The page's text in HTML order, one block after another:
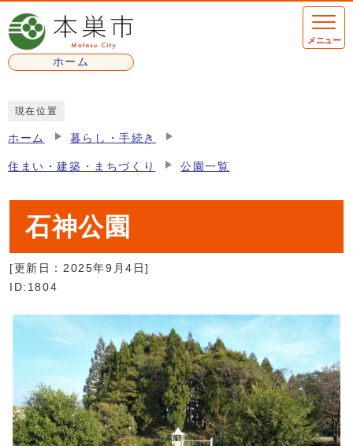
ページの先頭です
ホーム
メニュー
現在位置
ホーム 暮らし・手続き
住まい・建築・まちづくり 公園一覧
石神公園
[更新日： 2025年9月4日]
ID:1804